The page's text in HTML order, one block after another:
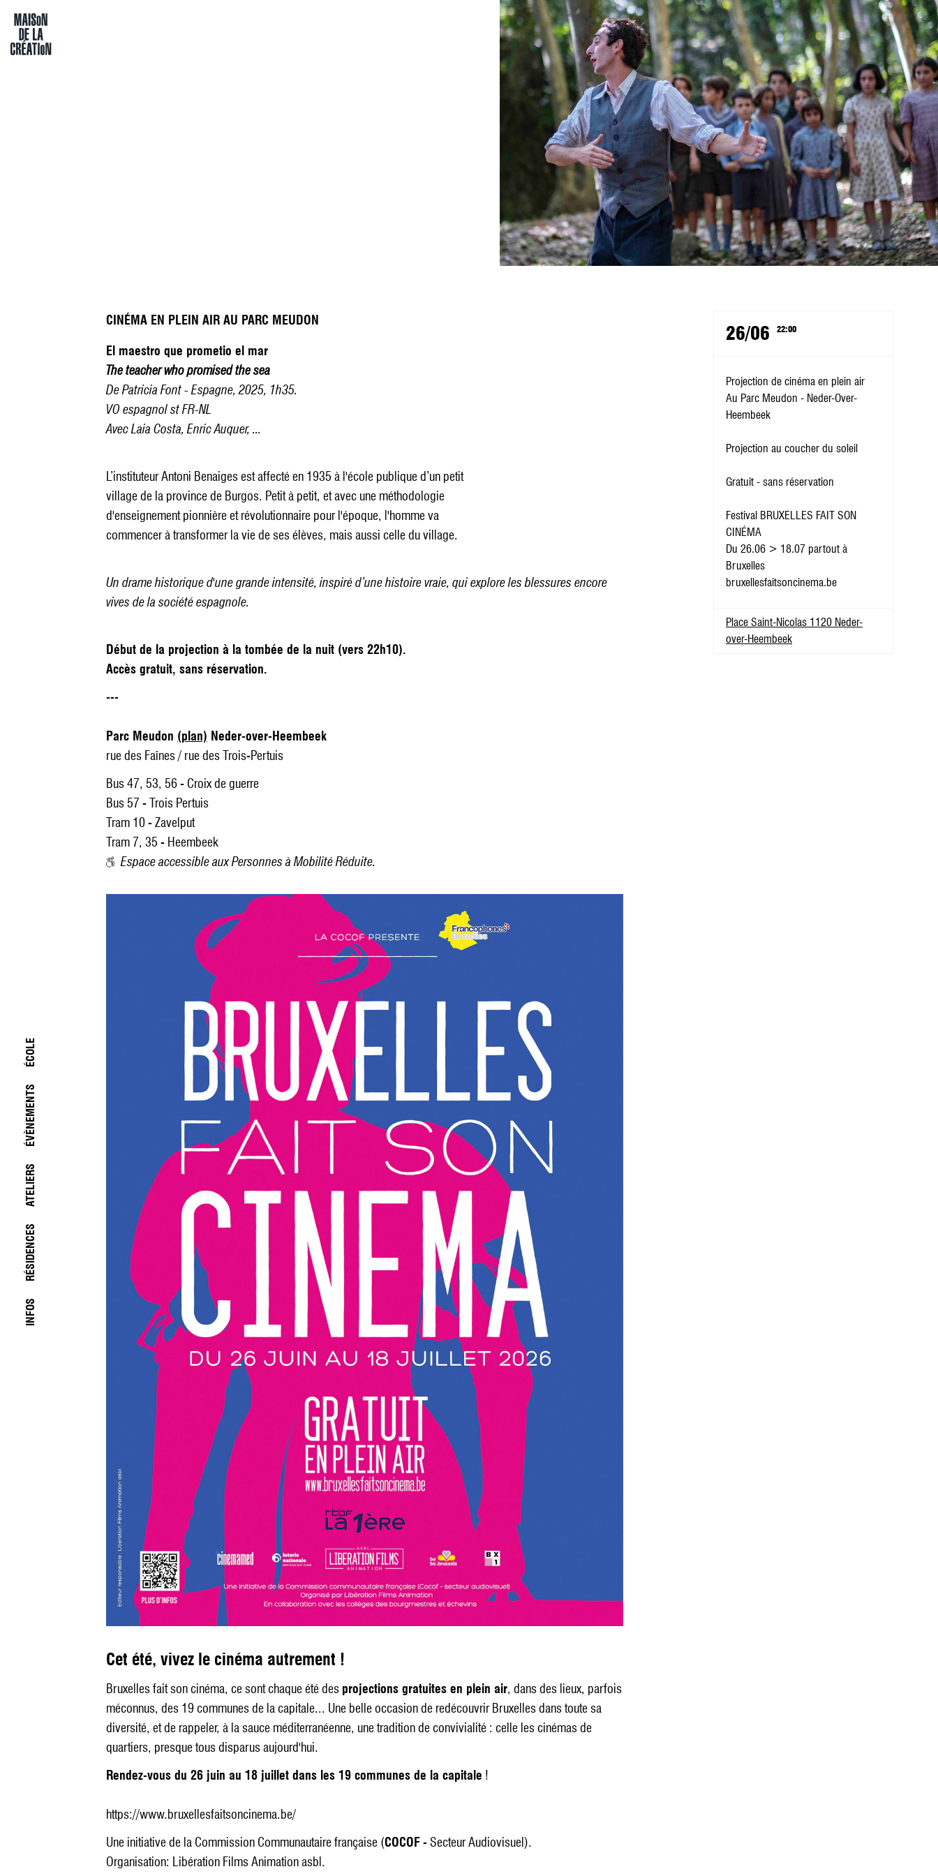
Passer directement au contenu
Maison de la création
INFOS
RÉSIDENCES
ATELIERS
ÉVÈNEMENTS
ÉCOLE
CINÉMA EN PLEIN AIR AU PARC MEUDON
El maestro que prometio el mar
The teacher who promised the sea
De Patricia Font - Espagne, 2025, 1h35.
VO espagnol st FR-NL
Avec Laia Costa, Enric Auquer, ...
L’instituteur Antoni Benaiges est affecté en 1935 à l'école publique d’un petit
village de la province de Burgos. Petit à petit, et avec une méthodologie
d'enseignement pionnière et révolutionnaire pour l'époque, l'homme va
commencer à transformer la vie de ses élèves, mais aussi celle du village.
Un drame historique d'une grande intensité, inspiré d’une histoire vraie, qui explore les blessures encore
vives de la société espagnole.
Début de la projection à la tombée de la nuit (vers 22h10).
Accès gratuit, sans réservation.
---
Parc Meudon (plan) Neder-over-Heembeek
rue des Faînes / rue des Trois-Pertuis
Bus 47, 53, 56 - Croix de guerre
Bus 57 - Trois Pertuis
Tram 10 - Zavelput
Tram 7, 35 - Heembeek
Espace accessible aux Personnes à Mobilité Réduite.
Cet été, vivez le cinéma autrement !
Bruxelles fait son cinéma, ce sont chaque été des projections gratuites en plein air, dans des lieux, parfois
méconnus, des 19 communes de la capitale... Une belle occasion de redécouvrir Bruxelles dans toute sa
diversité, et de rappeler, à la sauce méditerranéenne, une tradition de convivialité : celle les cinémas de
quartiers, presque tous disparus aujourd'hui.
Rendez-vous du 26 juin au 18 juillet dans les 19 communes de la capitale !
https://www.bruxellesfaitsoncinema.be/
Une initiative de la Commission Communautaire française (COCOF- Secteur Audiovisuel).
Organisation: Libération Films Animation asbl.
26/06 22:00
Projection de cinéma en plein air
Au Parc Meudon - Neder-Over-
Heembeek
Projection au coucher du soleil
Gratuit - sans réservation
Festival BRUXELLES FAIT SON
CINÉMA
Du 26.06 > 18.07 partout à
Bruxelles
bruxellesfaitsoncinema.be
Place Saint-Nicolas 1120 Neder-
over-Heembeek